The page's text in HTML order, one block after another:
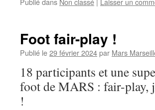
Foot fair-play !
Publié le29 février 2024par Mars
18 participants et une
foot de MARS : fair-play,
!